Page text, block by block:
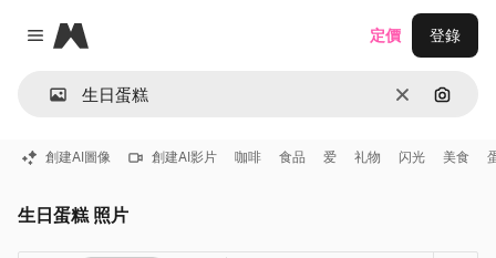
Close menu
Magnific
清除 通過圖
定價 登錄
創建AI圖像 創建AI影片 咖啡 食品 爱 礼物 闪光 美食
生日蛋糕 照片